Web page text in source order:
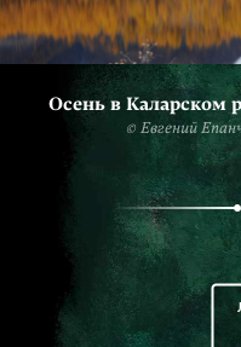
Осень в Каларском
© Евгений